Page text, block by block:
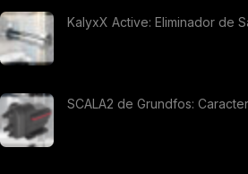
KalyxX Active: Eliminador de
SCALA2 de Grundfos: